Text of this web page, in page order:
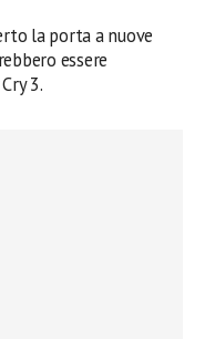
la porta a nuove
essere
3.